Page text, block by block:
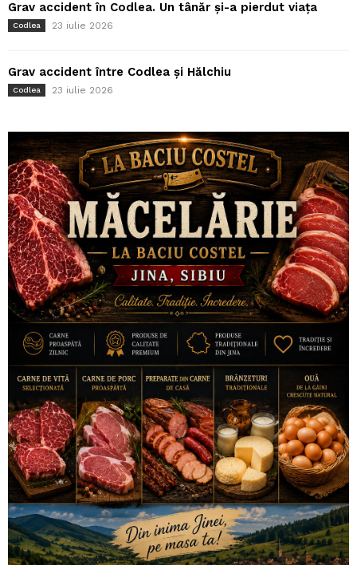
Grav accident în Codlea. Un tânăr și-a pierdut viața
Codlea 23 iulie 2026
Grav accident între Codlea și Hălchiu
Codlea 23 iulie 2026